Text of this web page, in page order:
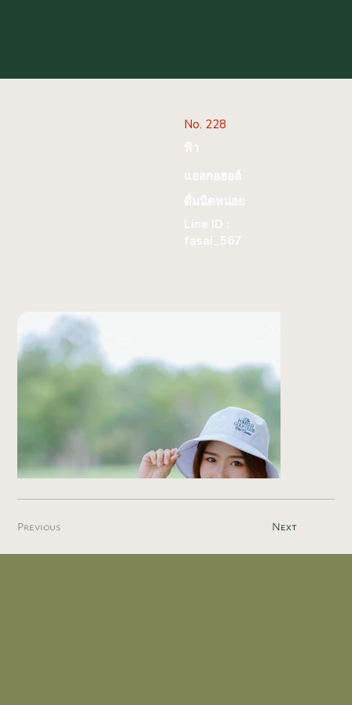
No. 228
ฟ้า
แอลกอฮอล์
ดื่มนิดหน่อย
Line ID :
fasai_567
Previous Next
Image Title